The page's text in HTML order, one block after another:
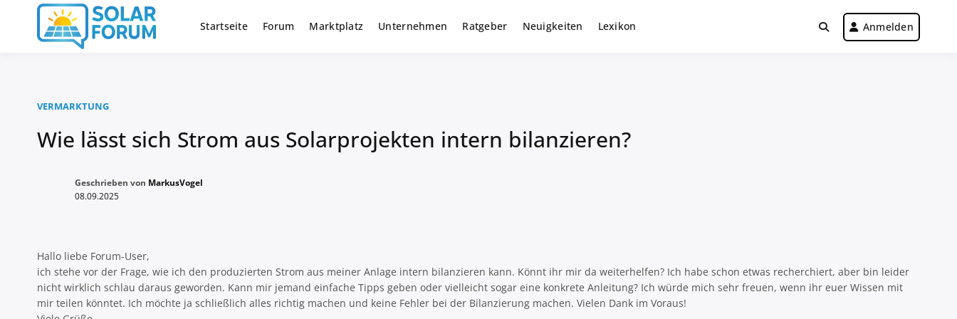
springen
Solar Forum
Deutschlandweit Nr. 1 Forum für gewerbliche Solar Investments
Startseite Forum Marktplatz Unternehmen Ratgeber Neuigkeiten Lexikon Anmelden
VERMARKTUNG
Wie lässt sich Strom aus Solarprojekten intern bilanzieren?
Geschrieben von MarkusVogel
08.09.2025
Hallo liebe Forum-User,
ich stehe vor der Frage, wie ich den produzierten Strom aus meiner Anlage intern bilanzieren kann. Könnt ihr mir da weiterhelfen? Ich habe schon etwas recherchiert, aber bin leider
nicht wirklich schlau daraus geworden. Kann mir jemand einfache Tipps geben oder vielleicht sogar eine konkrete Anleitung? Ich würde mich sehr freuen, wenn ihr euer Wissen mit
mir teilen könntet. Ich möchte ja schließlich alles richtig machen und keine Fehler bei der Bilanzierung machen. Vielen Dank im Voraus!